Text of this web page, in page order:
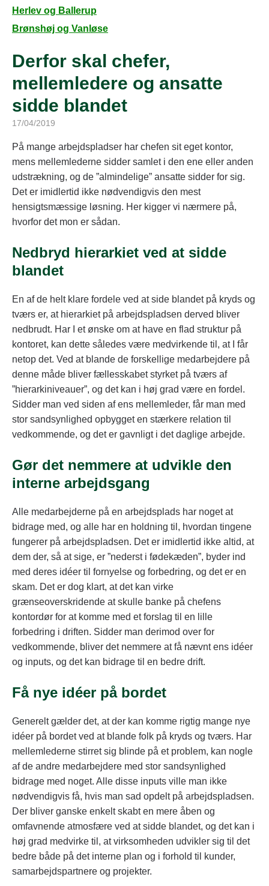
Herlev og Ballerup
Brønshøj og Vanløse
Derfor skal chefer,
mellemledere og ansatte
sidde blandet
17/04/2019
På mange arbejdspladser har chefen sit eget kontor,
mens mellemlederne sidder samlet i den ene eller anden
udstrækning, og de ”almindelige” ansatte sidder for sig.
Det er imidlertid ikke nødvendigvis den mest
hensigtsmæssige løsning. Her kigger vi nærmere på,
hvorfor det mon er sådan.
Nedbryd hierarkiet ved at sidde
blandet
En af de helt klare fordele ved at side blandet på kryds og
tværs er, at hierarkiet på arbejdspladsen derved bliver
nedbrudt. Har I et ønske om at have en flad struktur på
kontoret, kan dette således være medvirkende til, at I får
netop det. Ved at blande de forskellige medarbejdere på
denne måde bliver fællesskabet styrket på tværs af
”hierarkiniveauer”, og det kan i høj grad være en fordel.
Sidder man ved siden af ens mellemleder, får man med
stor sandsynlighed opbygget en stærkere relation til
vedkommende, og det er gavnligt i det daglige arbejde.
Gør det nemmere at udvikle den
interne arbejdsgang
Alle medarbejderne på en arbejdsplads har noget at
bidrage med, og alle har en holdning til, hvordan tingene
fungerer på arbejdspladsen. Det er imidlertid ikke altid, at
dem der, så at sige, er ”nederst i fødekæden”, byder ind
med deres idéer til fornyelse og forbedring, og det er en
skam. Det er dog klart, at det kan virke
grænseoverskridende at skulle banke på chefens
kontordør for at komme med et forslag til en lille
forbedring i driften. Sidder man derimod over for
vedkommende, bliver det nemmere at få nævnt ens idéer
og inputs, og det kan bidrage til en bedre drift.
Få nye idéer på bordet
Generelt gælder det, at der kan komme rigtig mange nye
idéer på bordet ved at blande folk på kryds og tværs. Har
mellemlederne stirret sig blinde på et problem, kan nogle
af de andre medarbejdere med stor sandsynlighed
bidrage med noget. Alle disse inputs ville man ikke
nødvendigvis få, hvis man sad opdelt på arbejdspladsen.
Der bliver ganske enkelt skabt en mere åben og
omfavnende atmosfære ved at sidde blandet, og det kan i
høj grad medvirke til, at virksomheden udvikler sig til det
bedre både på det interne plan og i forhold til kunder,
samarbejdspartnere og projekter.